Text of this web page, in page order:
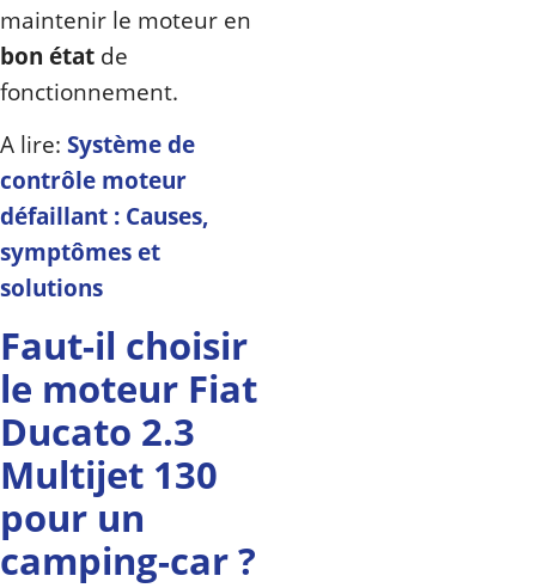
maintenir le moteur en
bon état de
fonctionnement.
A lire: Système de
contrôle moteur
défaillant : Causes,
symptômes et
solutions
Faut-il choisir
le moteur Fiat
Ducato 2.3
Multijet 130
pour un
camping-car ?